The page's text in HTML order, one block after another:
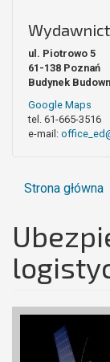
ul. Piotrowo 5
61-138 Poznań
Budynek
Google Maps
tel. 61-665-3516
e-mail:
Strona główna